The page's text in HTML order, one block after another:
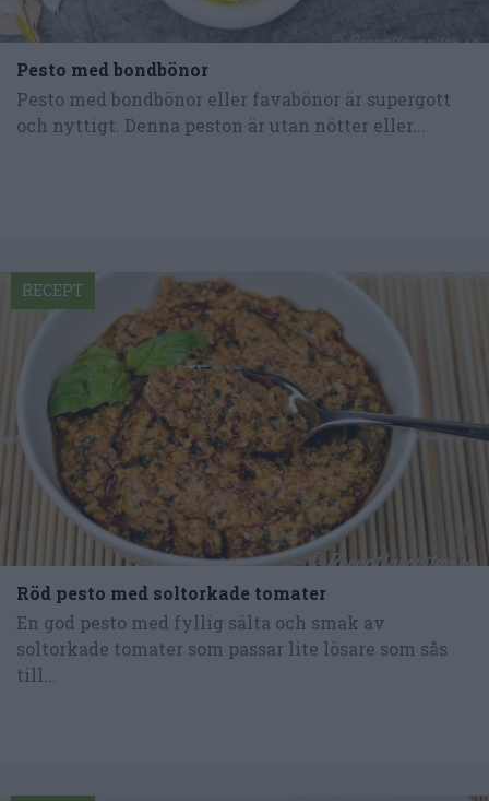
Pesto med bondbönor
Pesto med bondbönor eller favabönor är supergott
och nyttigt. Denna peston är utan nötter eller...
Röd pesto med soltorkade tomater
En god pesto med fyllig sälta och smak av
soltorkade tomater som passar lite lösare som sås
till...
RECEPT